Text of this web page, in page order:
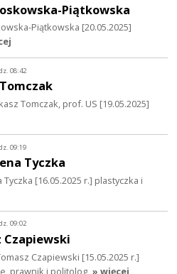
Piątkowska
Piątkowska [20.05.2025]
08:42
Tomczak, prof. US [19.05.2025]
09:19
Tyczka
Tyczka [16.05.2025 r.] plastyczka i
09:02
Czapiewski
Czapiewski [15.05.2025 r.]
prawnik i politolog » więcej